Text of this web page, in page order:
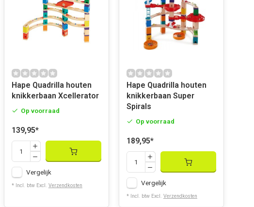
Hape Quadrilla houten
knikkerbaan Xcellerator
Op voorraad
139,95*
Vergelijk
* Incl. btw Excl. Verzendkosten
Hape Quadrilla houten
knikkerbaan Super
Spirals
Op voorraad
189,95*
Vergelijk
* Incl. btw Excl. Verzendkosten